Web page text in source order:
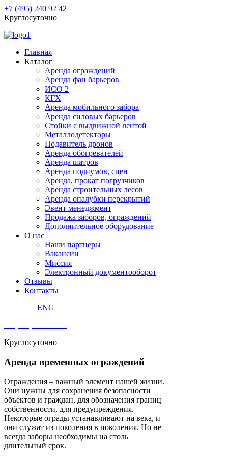
+7 (495) 240 92 42
Круглосуточно
Главная
Каталог
Аренда ограждений
Аренда фан барьеров
ИСО 2
КГХ
Аренда мобильного забора
Аренда силовых барьеров
Стойки с выдвижной лентой
Металлодетекторы
Подавитель дронов
Аренда обогревателей
Аренда шатров
Аренда подиумов, сцен
Аренда, прокат погрузчиков
Аренда строительных лесов
Аренда опалубки перекрытий
Эвент менеджмент
Продажа заборов, ограждений
Дополнительное оборудование
О нас
Наши партнеры
Вакансии
Миссия
Электронный документооборот
Отзывы
Контакты
ENG
Круглосуточно
Аренда временных ограждений
Ограждения – важный элемент нашей жизни.
Они нужны для сохранения безопасности
объектов и граждан, для обозначения границ
собственности, для предупреждения.
Некоторые ограды устанавливают на века, и
они служат из поколения в поколения. Но не
всегда заборы необходимы на столь
длительный срок.